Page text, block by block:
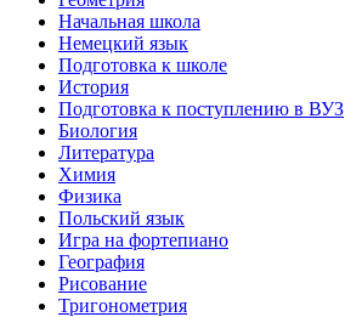
Начальная школа
Немецкий язык
Подготовка к школе
История
Подготовка к поступлению в ВУЗ
Биология
Литература
Химия
Физика
Польский язык
Игра на фортепиано
География
Рисование
Тригонометрия